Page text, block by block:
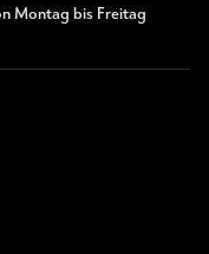
Montag bis Freitag